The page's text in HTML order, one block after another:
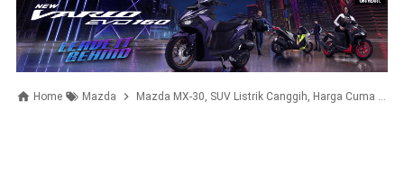
Home Mazda Mazda MX-30, SUV Listrik Canggih, Harga Cuma 800 Jutaan